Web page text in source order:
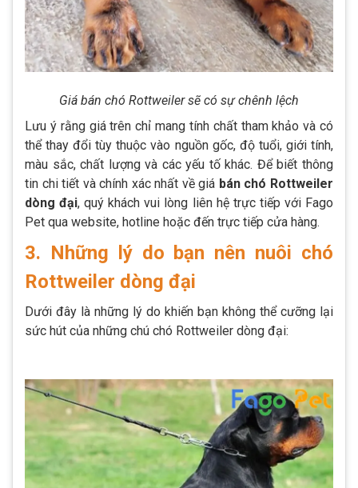
Giá bán chó Rottweiler sẽ có sự chênh lệch
Lưu ý rằng giá trên chỉ mang tính chất tham khảo và có
thể thay đổi tùy thuộc vào nguồn gốc, độ tuổi, giới tính,
màu sắc, chất lượng và các yếu tố khác. Để biết thông
tin chi tiết và chính xác nhất về giá bán chó Rottweiler
dòng đại, quý khách vui lòng liên hệ trực tiếp với Fago
Pet qua website, hotline hoặc đến trực tiếp cửa hàng.
3. Những lý do bạn nên nuôi chó
Rottweiler dòng đại
Dưới đây là những lý do khiến bạn không thể cưỡng lại
sức hút của những chú chó Rottweiler dòng đại: